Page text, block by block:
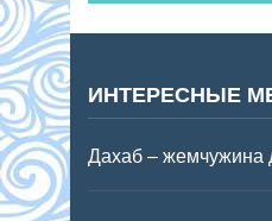
ИНТЕРЕСНЫЕ
Дахаб – жемчужина